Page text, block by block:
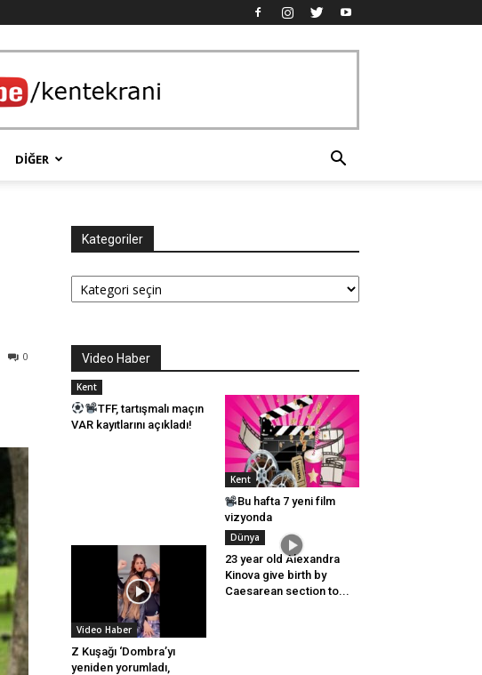
DIĞER
0
Kategoriler
Kategoriler
Video Haber
Kent
TFF, tartışmalı maçın
VAR kayıtlarını açıkladı!
Kent
Bu hafta 7 yeni film
vizyonda
Video Haber
Z Kuşağı ‘Dombra’yı
yeniden yorumladı,
Dünya
23 year old Alexandra
Kinova give birth by
Caesarean section to...